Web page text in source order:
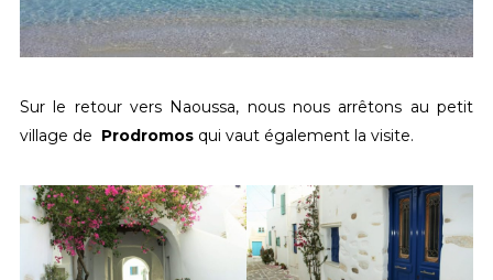
Sur le retour vers Naoussa, nous nous arrêtons au petit
village de Prodromos qui vaut également la visite.